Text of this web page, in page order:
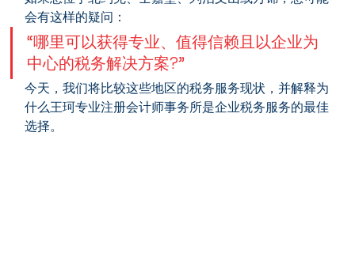
会有这样的疑问：
“哪里可以获得专业、值得信赖且以企业为
中心的税务解决方案?”
今天，我们将比较这些地区的税务服务现状，并解释为
什么王珂专业注册会计师事务所是企业税务服务的最佳
选择。